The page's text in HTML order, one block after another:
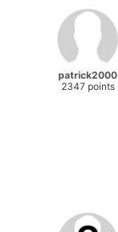
patrick2000
2347 points